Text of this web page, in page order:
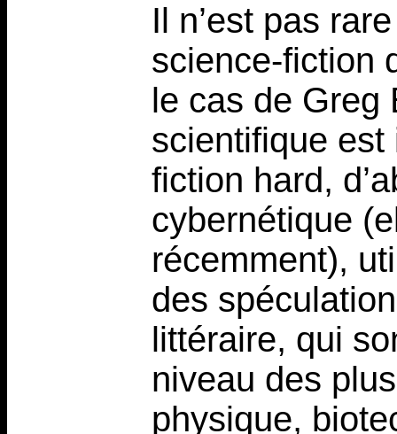
Il n’est pas
science-fiction
le cas de Greg
scientifique
fiction hard,
cybernétique
récemment),
des
littéraire, qui
niveau des
physique,